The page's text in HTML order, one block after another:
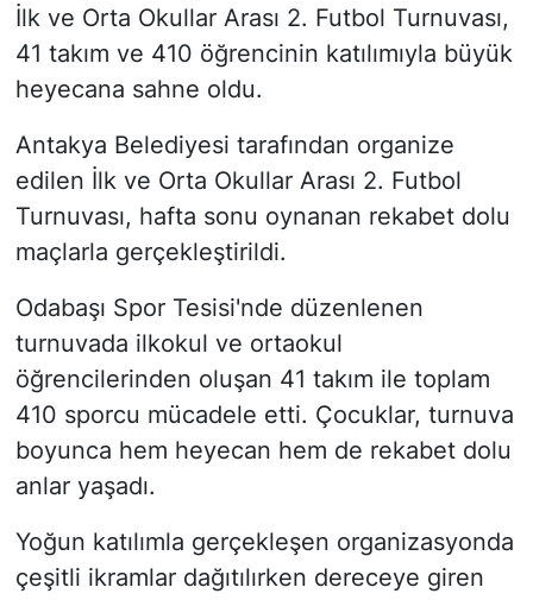
İlk ve Orta Okullar Arası 2. Futbol Turnuvası,
41 takım ve 410 öğrencinin katılımıyla büyük
heyecana sahne oldu.
Antakya Belediyesi tarafından organize
edilen İlk ve Orta Okullar Arası 2. Futbol
Turnuvası, hafta sonu oynanan rekabet dolu
maçlarla gerçekleştirildi.
Odabaşı Spor Tesisi'nde düzenlenen
turnuvada ilkokul ve ortaokul
öğrencilerinden oluşan 41 takım ile toplam
410 sporcu mücadele etti. Çocuklar, turnuva
boyunca hem heyecan hem de rekabet dolu
anlar yaşadı.
Yoğun katılımla gerçekleşen organizasyonda
çeşitli ikramlar dağıtılırken dereceye giren